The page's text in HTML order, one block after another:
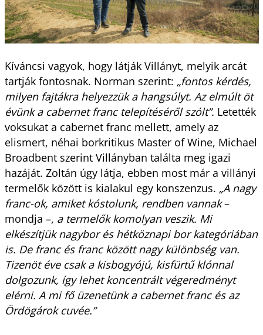
Kíváncsi vagyok, hogy látják Villányt, melyik arcát
tartják fontosnak. Norman szerint: „fontos kérdés,
milyen fajtákra helyezzük a hangsúlyt. Az elmúlt öt
évünk a cabernet franc telepítéséről szólt”. Letették
voksukat a cabernet franc mellett, amely az
elismert, néhai borkritikus Master of Wine, Michael
Broadbent szerint Villányban találta meg igazi
hazáját. Zoltán úgy látja, ebben most már a villányi
termelők között is kialakul egy konszenzus. „A nagy
franc-ok, amiket kóstolunk, rendben vannak–
mondja –, a termelők komolyan veszik. Mi
elkészítjük nagybor és hétköznapi bor kategóriában
is. De franc és franc között nagy különbség van.
Tizenöt éve csak a kisbogyójú, kisfürtű klónnal
dolgozunk, így lehet koncentrált végeredményt
elérni. A mi fő üzenetünk a cabernet franc és az
Ördögárok cuvée.”